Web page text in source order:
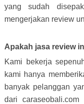
yang sudah
mengerjakan review
Apakah jasa review
Kami bekerja
kami hanya
banyak pelanggan
dari